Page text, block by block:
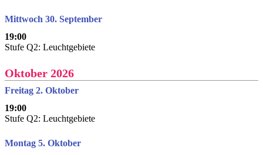
Mittwoch 30. September
19:00
Stufe Q2: Leuchtgebiete
Oktober 2026
Freitag 2. Oktober
19:00
Stufe Q2: Leuchtgebiete
Montag 5. Oktober